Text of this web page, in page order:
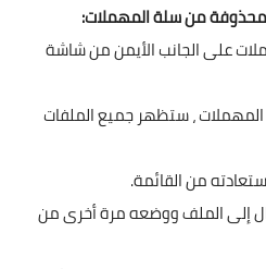
من سلة المهملات:
على الجانب الأيمن من شاشة
، ستظهر جميع الملفات
من القائمة.
إلى الملف ووضعه مرة أخرى من